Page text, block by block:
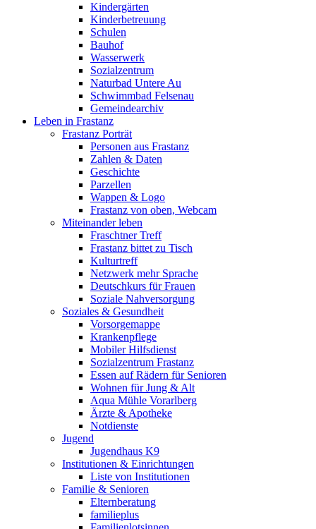
Kindergärten
Kinderbetreuung
Schulen
Bauhof
Wasserwerk
Sozialzentrum
Naturbad Untere Au
Schwimmbad Felsenau
Gemeindearchiv
Leben in Frastanz
Frastanz Porträt
Personen aus Frastanz
Zahlen & Daten
Geschichte
Parzellen
Wappen & Logo
Frastanz von oben, Webcam
Miteinander leben
Fraschtner Treff
Frastanz bittet zu Tisch
Kulturtreff
Netzwerk mehr Sprache
Deutschkurs für Frauen
Soziale Nahversorgung
Soziales & Gesundheit
Vorsorgemappe
Krankenpflege
Mobiler Hilfsdienst
Sozialzentrum Frastanz
Essen auf Rädern für Senioren
Wohnen für Jung & Alt
Aqua Mühle Vorarlberg
Ärzte & Apotheke
Notdienste
Jugend
Jugendhaus K9
Institutionen & Einrichtungen
Liste von Institutionen
Familie & Senioren
Elternberatung
familieplus